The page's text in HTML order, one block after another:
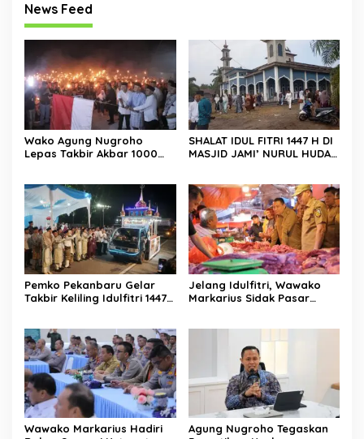
News Feed
Wako Agung Nugroho
Lepas Takbir Akbar 1000
Meriah
SHALAT IDUL FITRI 1447 H DI
MASJID JAMI’ NURUL HUDA
Pemko Pekanbaru Gelar
Takbir Keliling Idulfitri 1447
Pawai Obor dan Mobil Hias
Jelang Idulfitri, Wawako
Markarius Sidak Pasar
Wawako Markarius Hadiri
Agung Nugroho Tegaskan